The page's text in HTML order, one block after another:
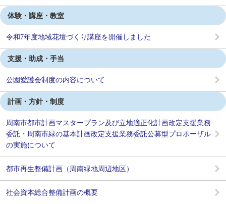
体験・講座・教室
令和7年度地域花壇づくり講座を開催しました
支援・助成・手当
公園愛護会制度の内容について
計画・方針・制度
周南市都市計画マスタープラン及び立地適正化計画改定支援業務
委託・周南市緑の基本計画改定支援業務委託公募型プロポーザル
の実施について
都市再生整備計画（周南緑地周辺地区）
社会資本総合整備計画の概要